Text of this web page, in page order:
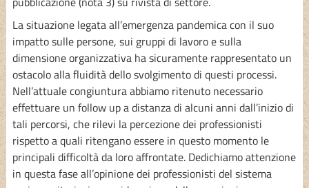
La situazione legata all’emergenza pandemica con il suo
impatto sulle persone, sui gruppi di lavoro e sulla
dimensione organizzativa ha sicuramente rappresentato un
ostacolo alla fluidità dello svolgimento di questi processi.
Nell’attuale congiuntura abbiamo ritenuto necessario
effettuare un follow up a distanza di alcuni anni dall’inizio di
tali percorsi, che rilevi la percezione dei professionisti
rispetto a quali ritengano essere in questo momento le
principali difficoltà da loro affrontate. Dedichiamo attenzione
in questa fase all’opinione dei professionisti del sistema